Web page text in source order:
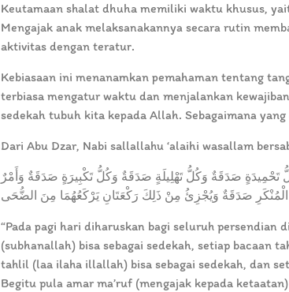
Keutamaan shalat dhuha memiliki waktu khusus,
Mengajak anak melaksanakannya secara rutin
aktivitas dengan teratur.
Kebiasaan ini menanamkan pemahaman tentang
terbiasa mengatur waktu dan menjalankan
sedekah tubuh kita kepada Allah. Sebagaimana
Dari Abu Dzar, Nabi sallallahu ‘alaihi wasallam
صَدَقَةٌ وَكُلُّ تَهْلِيلَةٍ صَدَقَةٌ وَكُلُّ تَكْبِيرَةٍ صَدَقَةٌ وَأَمْرٌ
صَدَقَةٌ وَيُجْزِئُ مِنْ ذَلِكَ رَكْعَتَانِ يَرْكَعُهُمَا مِنَ الضُّحَى
“Pada pagi hari diharuskan bagi seluruh
(subhanallah) bisa sebagai sedekah, setiap bacaan
tahlil (laa ilaha illallah) bisa sebagai sedekah, dan
Begitu pula amar ma’ruf (mengajak kepada